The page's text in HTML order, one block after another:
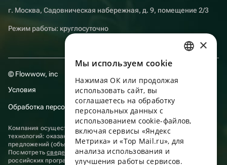
г. Москва, Садовническая набережная, д. 9, помещение 2/3
Режим работы: круглосуточно
© Flowwow, inc
Условия
Обработка персональных данных
Компания осуществляет деятельность в области информационных
технологий: оказание услуг в сети “Интернет” по размещению
предложений (объявлений) продавцов о реализации товаров.
Посмотретьсведения о программах, включенных в реестр
российских программ для электронных вычислительных машин и
ENGLISH
UKRAINIAN
PORTUGUESE
×
Мы используем сookie
Нажимая ОК или продолжая
использовать сайт, вы
соглашаетесь на обработку
персональных данных с
использованием cookie-файлов,
включая сервисы «Яндекс
Метрика» и «Top Mail.ru», для
анализа использования и
улучшения работы сервисов.